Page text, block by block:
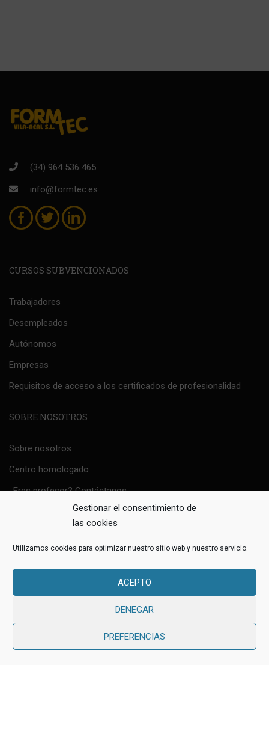
Gestionar el consentimiento de
las cookies
Utilizamos cookies para optimizar nuestro sitio web y nuestro servicio.
ACEPTO
DENEGAR
PREFERENCIAS
(34) 964 536 465
info@formtec.es
CURSOS SUBVENCIONADOS
Trabajadores
Desempleados
Autónomos
Empresas
Requisitos de acceso a los certificados de profesionalidad
SOBRE NOSOTROS
Sobre nosotros
Centro homologado
¿Eres profesor? Contáctanos
Política Sistema de Gestión Integrado
Education WordPress ThemebyThimPress.
Avisos Legales
Política de Privacidad
Política de cookies (UE)
Evaluación proveedores